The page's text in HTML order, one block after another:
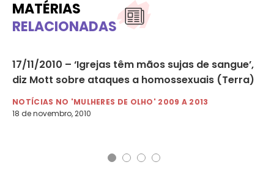
MATÉRIAS
RELACIONADAS
17/11/2010 – ‘Igrejas têm mãos sujas de sangue’,
diz Mott sobre ataques a homossexuais (Terra)
NOTÍCIAS NO 'MULHERES DE OLHO' 2009 A 2013
18 de novembro, 2010